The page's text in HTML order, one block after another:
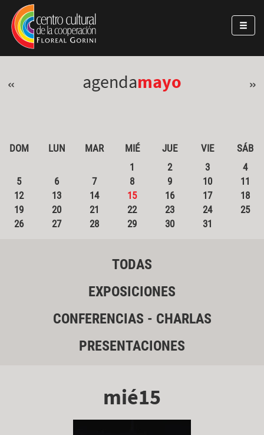
Pasar al contenido principal
Jump to main content
« agendamayo »
DOM LUN MAR MIÉ JUE VIE
SÁB
1
2 3
4
5
6 7 8 9 10
11
12
13 14 15 16 17
18
19
20 21 22 23 24
25
26
27 28 29 30 31
TODAS
EXPOSICIONES
CONFERENCIAS - CHARLAS
PRESENTACIONES
mié15